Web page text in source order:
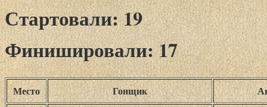
Стартовали: 19
Финишировали: 17
Место Гонщик